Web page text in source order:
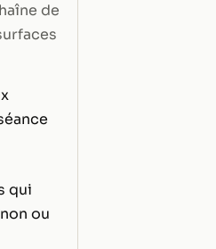
de
qui
ou